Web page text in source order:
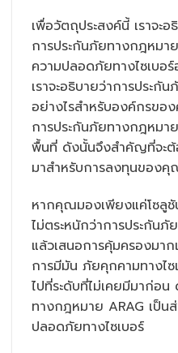
เพื่อวัตถุประสงค์นี้ เราจะ
การประกันภัยทางกฎหมา
ความปลอดภัยทางไซเบอ
เราจะอธิบายว่าการประกั
อย่างไรสำหรับองค์กรข
การประกันภัยทางกฎหมา
พื้นที่ ดังนั้นจึงสำคัญที่จะต้
มาสำหรับการลงทุนของ
หากคุณมองเพียงแค่โซลู
ไม่ตระหนักว่าการประกัน
แล้วเสนอการคุ้มครองมาก
การมีมัน ภัยคุกคามทางไซ
ไปที่ระดับที่ไม่เคยมีมาก่อ
ทางกฎหมาย ARAG เป็
ปลอดภัยทางไซเบอร์